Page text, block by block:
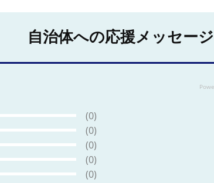
自治体への応援メッセージ
(0)
(0)
(0)
(0)
(0)